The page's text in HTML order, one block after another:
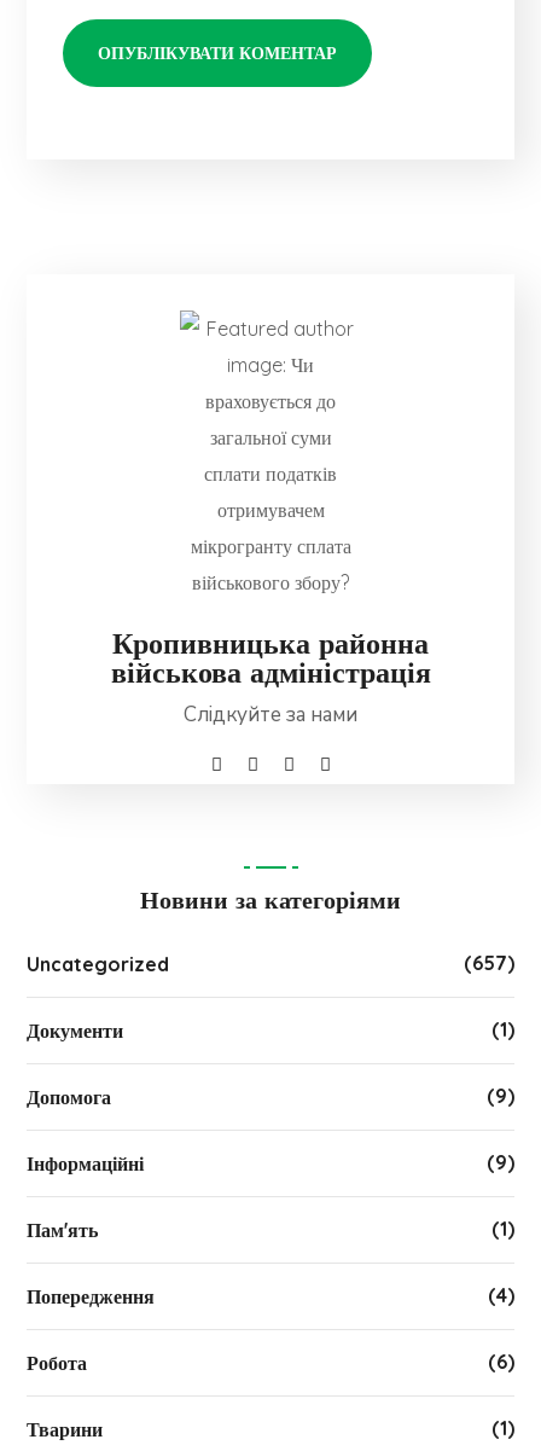
Кропивницька районна
військова адміністрація
Слідкуйте за нами
Новини за категоріями
Uncategorized (657)
Документи (1)
Допомога (9)
Інформаційні (9)
Пам'ять (1)
Попередження (4)
Робота (6)
Тварини (1)